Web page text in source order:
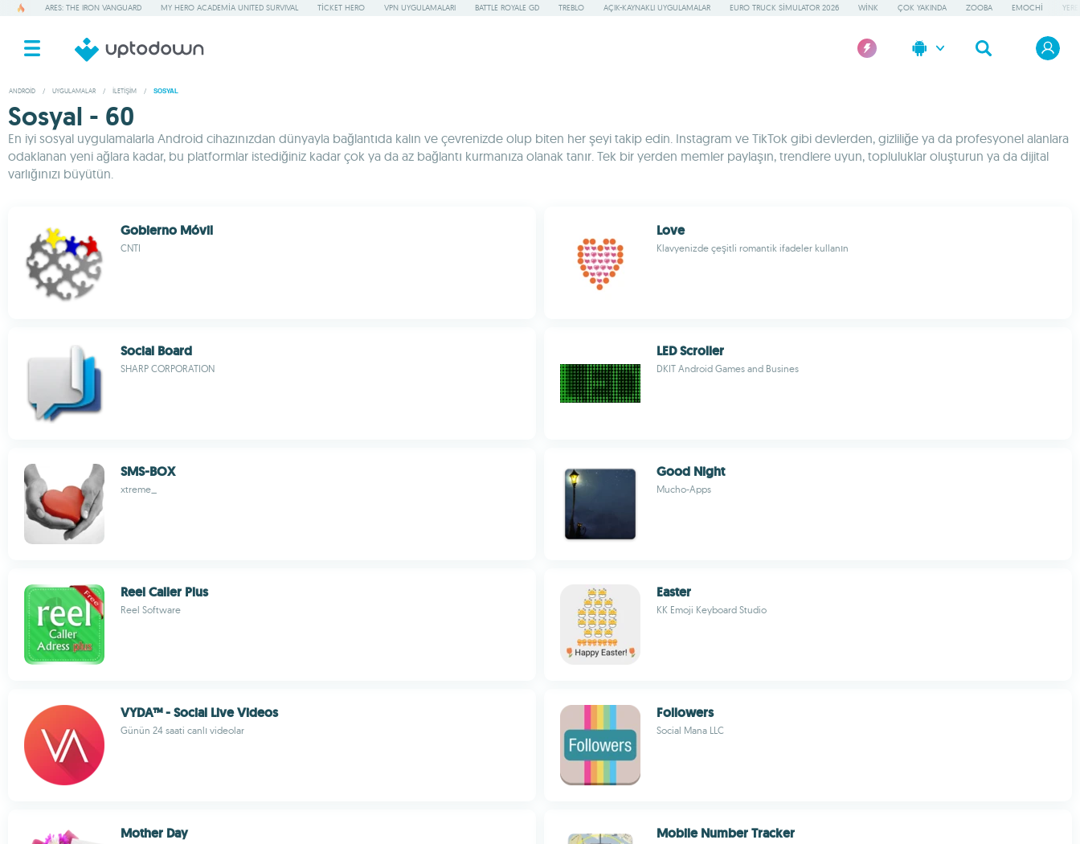
ARES: THE IRON VANGUARD MY HERO ACADEMIA UNITED SURVIVAL TICKET HERO VPN UYGULAMALARI BATTLE ROYALE GD TREBLO AÇIK-KAYNAKLI UYGULAMALAR EURO TRUCK SIMULATOR 2026 WINK ÇOK YAKINDA ZOOBA EMOCHI
ANDROID / UYGULAMALAR / İLETIŞIM / SOSYAL
Sosyal - 60
En iyi sosyal uygulamalarla Android cihazınızdan dünyayla bağlantıda kalın ve çevrenizde olup biten her şeyi takip edin. Instagram ve TikTok gibi devlerden, gizliliğe ya da profesyonel alanlara
odaklanan yeni ağlara kadar, bu platformlar istediğiniz kadar çok ya da az bağlantı kurmanıza olanak tanır. Tek bir yerden memler paylaşın, trendlere uyun, topluluklar oluşturun ya da dijital
varlığınızı büyütün.
Gobierno Móvil
CNTI
Love
Klavyenizde çeşitli romantik ifadeler kullanın
Social Board
SHARP CORPORATION
LED Scroller
DKIT Android Games and Busines
SMS-BOX
xtreme_
Good Night
Mucho-Apps
Reel Caller Plus
Reel Software
Easter
KK Emoji Keyboard Studio
VYDA™ - Social Live Videos
Günün 24 saati canlı videolar
Followers
Social Mana LLC
Mother Day Mobile Number Tracker